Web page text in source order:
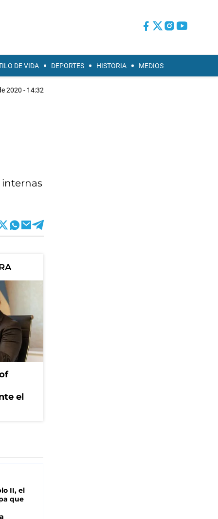
DE VIDA DEPORTES HISTORIA MEDIOS
2020 - 14:32
internas
el
II, el
que